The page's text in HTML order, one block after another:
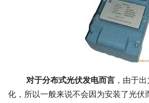
对于分布式光伏发电而言 ，由于
化，所以一般来说不会因为安装了光伏